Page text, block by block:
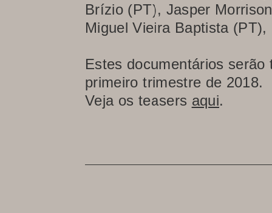
Brízio (PT), Jasper
Miguel Vieira Baptista
Estes documentários
primeiro trimestre de 2018.
Veja os teasers aqui.